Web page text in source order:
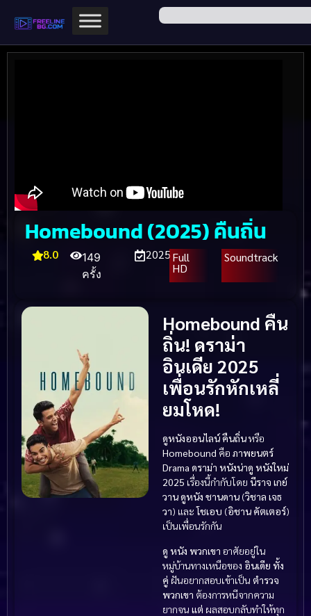
Homebound (2025) คืนถิ่น
8.0
149
ครั้ง
2025Full
HD
Soundtrack
Homebound คืน
ถิ่น! ดราม่า
อินเดีย 2025
เพื่อนรักหักเหลี่
ยมโหด!
ดูหนังออนไลน์ คืนถิ่นหรือ
Homebound คือ ภาพยนตร์
Drama ดราม่า หนังน่าดู หนังใหม่
2025 เรื่องนี้กำกับโดย นีราจ เกย์
วานดูหนัง ชานดาน (วิชาล เจธ
วา) และโชเอบ (อิชาน คัตเตอร์)
เป็นเพื่อนรักกัน
ดู หนัง พวกเขา อาศัยอยู่ใน
หมู่บ้านทางเหนือของ อินเดีย ทั้ง
คู่ ฝันอยากสอบเข้าเป็น ตำรวจ
พวกเขา ต้องการหนีจากความ
ยากจน แต่ ผลสอบกลับทำให้ทุก